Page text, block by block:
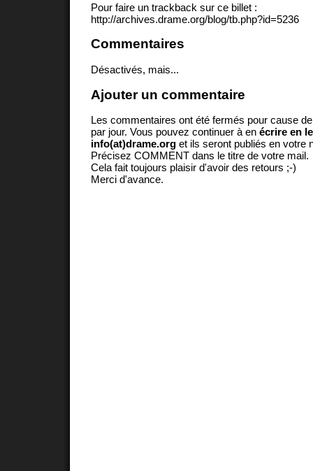
Pour faire un trackback sur ce billet :
http://archives.drame.org/blog/tb.php?id=5236
Commentaires
Désactivés, mais...
Ajouter un commentaire
Les commentaires ont été fermés pour cause
par jour. Vous pouvez continuer à en écrire en
info(at)drame.org et ils seront publiés en votre
Précisez COMMENT dans le titre de votre mail.
Cela fait toujours plaisir d'avoir des retours ;-)
Merci d'avance.